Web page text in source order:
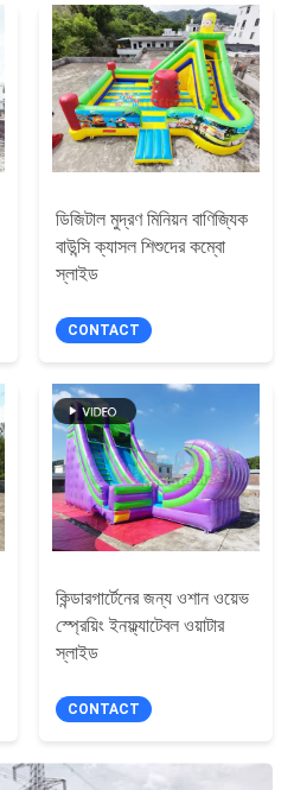
ডিজিটাল মুদ্রণ মিনিয়ন বাণিজ্যিক
বাউন্সি ক্যাসল শিশুদের কম্বো
স্লাইড
CONTACT
কিন্ডারগার্টেনের জন্য ওশান ওয়েভ
স্প্রেয়িং ইনফ্ল্যাটেবল ওয়াটার
স্লাইড
CONTACT